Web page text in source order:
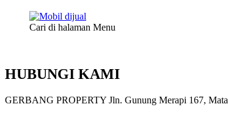
Cari di halaman Menu
HUBUNGI KAMI
GERBANG PROPERTY Jln. Gunung Merapi 167,